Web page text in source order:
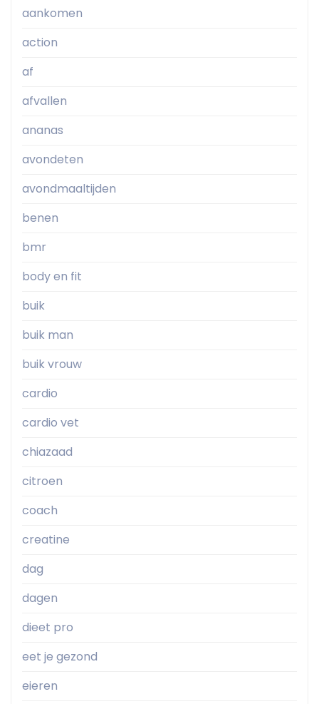
aankomen
action
af
afvallen
ananas
avondeten
avondmaaltijden
benen
bmr
body en fit
buik
buik man
buik vrouw
cardio
cardio vet
chiazaad
citroen
coach
creatine
dag
dagen
dieet pro
eet je gezond
eieren